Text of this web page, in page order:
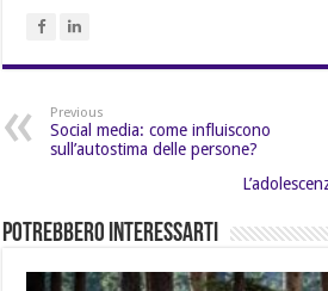
Previous
Social media: come influiscono
sull’autostima delle persone?
Potrebbero Interessarti